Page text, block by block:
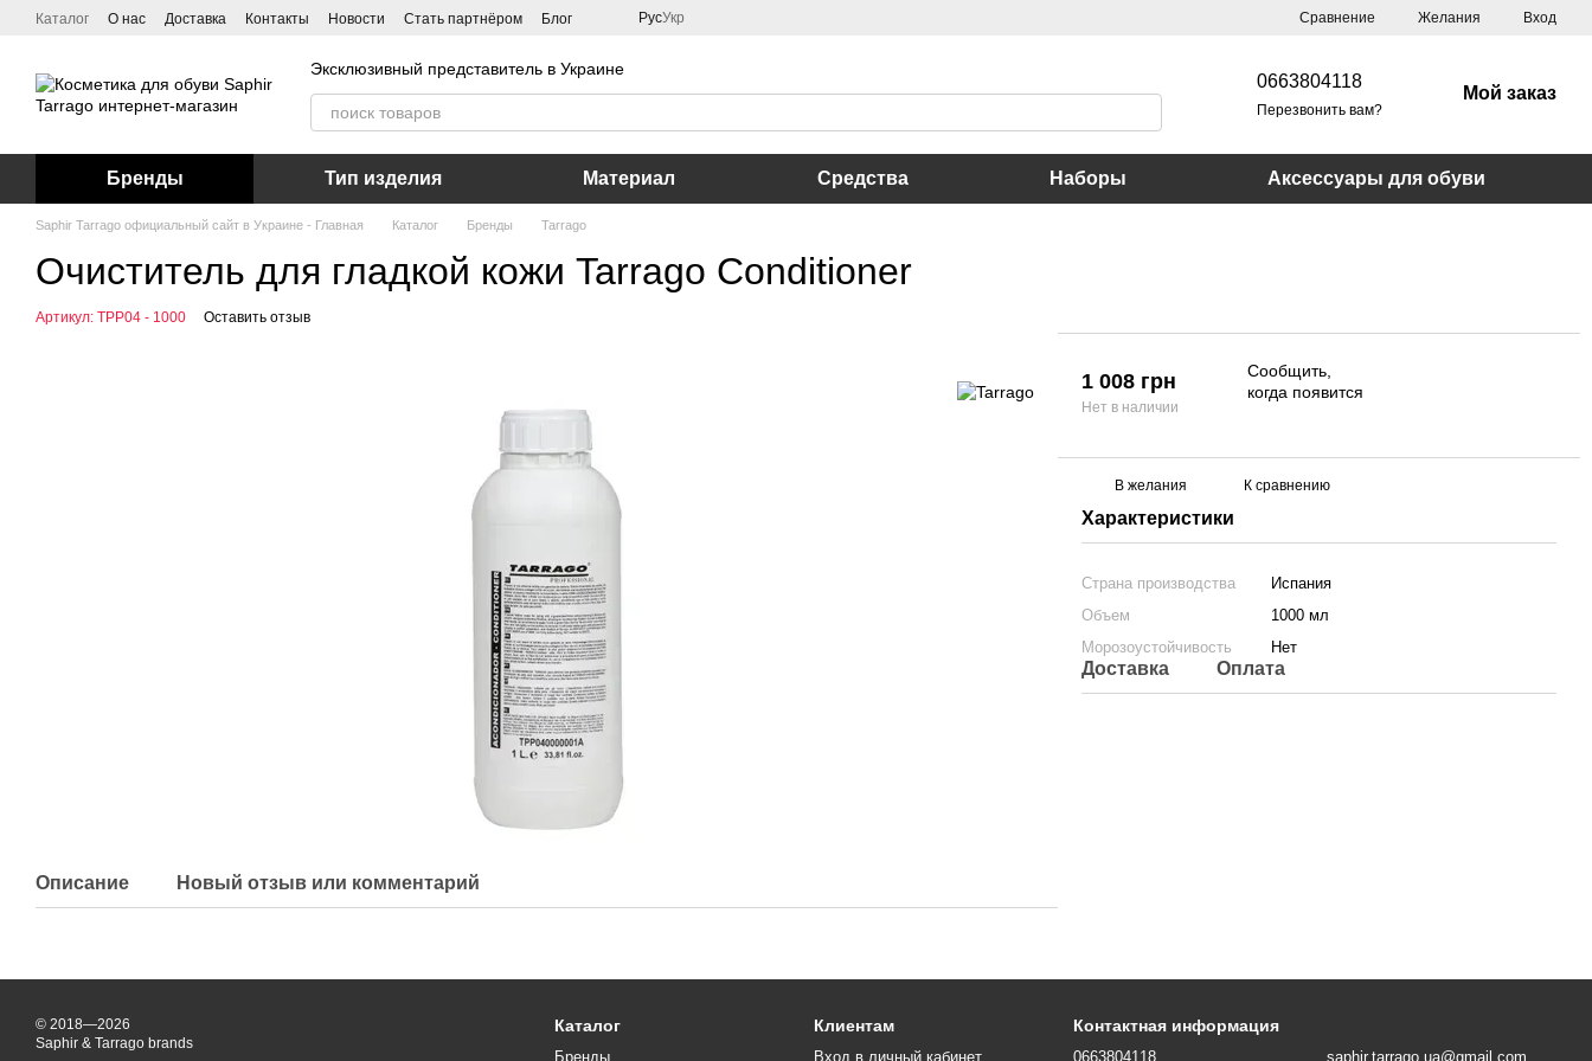
Перейти к основному контенту
Каталог О нас Доставка Контакты Новости Стать партнёром Блог РусУкр Сравнение Желания Вход
Эксклюзивный представитель в Украине
0663804118
Перезвонить вам?
Мой заказ
Бренды Тип изделия Материал Средства Наборы Аксессуары для обуви
Saphir Tarrago официальный сайт в Украине - Главная Каталог Бренды Tarrago
Очиститель для гладкой кожи Tarrago Conditioner
Артикул: TPP04 - 1000 Оставить отзыв
Описание Новый отзыв или комментарий
1 008 грн
Нет в наличии
Сообщить,
когда появится
В желания К сравнению
Характеристики
Страна производства
Испания
Объем
1000 мл
Морозоустойчивость
Нет
Доставка Оплата
© 2018—2026
Saphir & Tarrago brands
Каталог
Бренды
Клиентам
Вход в личный кабинет
Контактная информация
0663804118 saphir.tarrago.ua@gmail.com